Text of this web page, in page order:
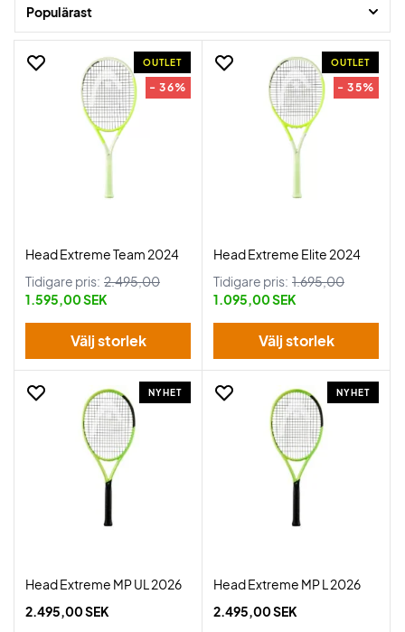
Populärast
OUTLET
- 36%
Head Extreme Team 2024
Tidigare pris: 2.495,00
1.595,00 SEK
Välj storlek
OUTLET
- 35%
Head Extreme Elite 2024
Tidigare pris: 1.695,00
1.095,00 SEK
Välj storlek
NYHET
Head Extreme MP UL 2026
2.495,00 SEK
NYHET
Head Extreme MP L 2026
2.495,00 SEK